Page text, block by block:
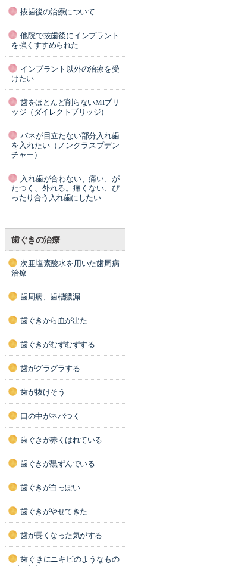
抜歯後の治療について
他院で抜歯後にインプラント
を強くすすめられた
インプラント以外の治療を受
けたい
歯をほとんど削らないMIブリ
ッジ（ダイレクトブリッジ）
バネが目立たない部分入れ歯
を入れたい（ノンクラスプデン
チャー）
入れ歯が合わない、痛い、が
たつく、外れる。痛くない、ぴ
ったり合う入れ歯にしたい
歯ぐきの治療
次亜塩素酸水を用いた歯周病
治療
歯周病、歯槽膿漏
歯ぐきから血が出た
歯ぐきがむずむずする
歯がグラグラする
歯が抜けそう
口の中がネバつく
歯ぐきが赤くはれている
歯ぐきが黒ずんでいる
歯ぐきが白っぽい
歯ぐきがやせてきた
歯が長くなった気がする
歯ぐきにニキビのようなもの